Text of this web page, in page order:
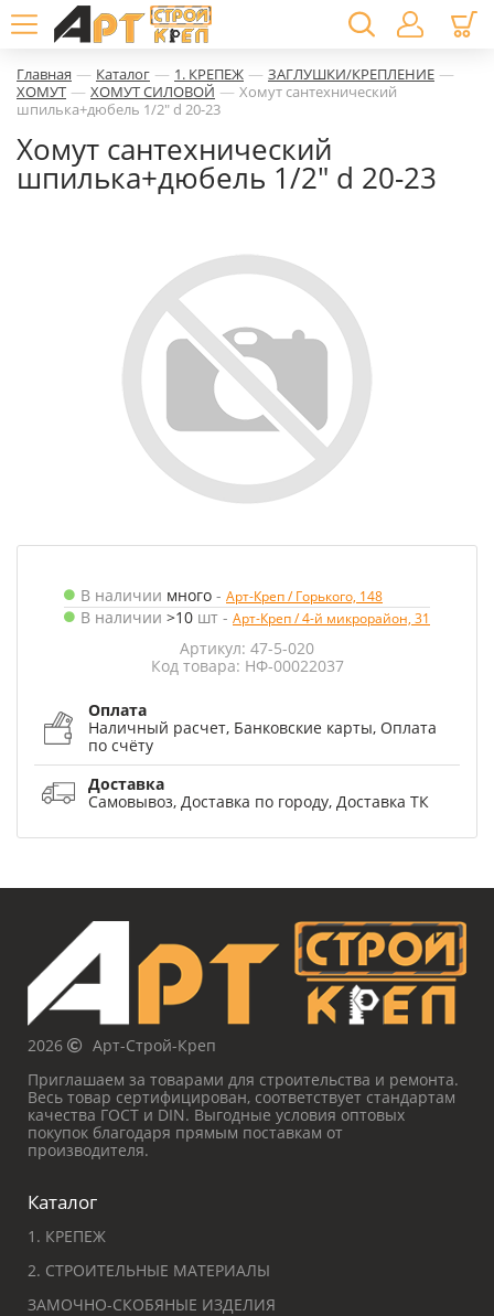
Главная — Каталог — 1. КРЕПЕЖ — ЗАГЛУШКИ/КРЕПЛЕНИЕ —
ХОМУТ — ХОМУТ СИЛОВОЙ — Хомут сантехнический
шпилька+дюбель 1/2" d 20-23
Хомут сантехнический
шпилька+дюбель 1/2" d 20-23
В наличии много - Арт-Креп / Горького, 148
В наличии >10 шт - Арт-Креп / 4-й микрорайон, 31
Артикул: 47-5-020
Код товара: НФ-00022037
Оплата
Наличный расчет, Банковские карты, Оплата
по счёту
Доставка
Самовывоз, Доставка по городу, Доставка ТК
2026
Арт-Строй-Креп
Приглашаем за товарами для строительства и ремонта.
Весь товар сертифицирован, соответствует стандартам
качества ГОСТ и DIN. Выгодные условия оптовых
покупок благодаря прямым поставкам от
производителя.
Каталог
1. КРЕПЕЖ
2. СТРОИТЕЛЬНЫЕ МАТЕРИАЛЫ
ЗАМОЧНО-СКОБЯНЫЕ ИЗДЕЛИЯ